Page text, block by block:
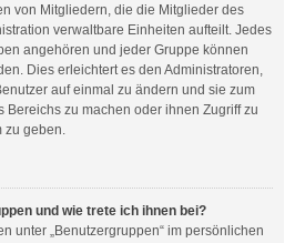
von Mitgliedern, die die Mitglieder des
verwaltbare Einheiten aufteilt. Jedes
angehören und jeder Gruppe können
Dies erleichtert es den Administratoren,
auf einmal zu ändern und sie zum
Bereichs zu machen oder ihnen Zugriff zu
zu geben.
und wie trete ich ihnen bei?
unter „Benutzergruppen“ im persönlichen